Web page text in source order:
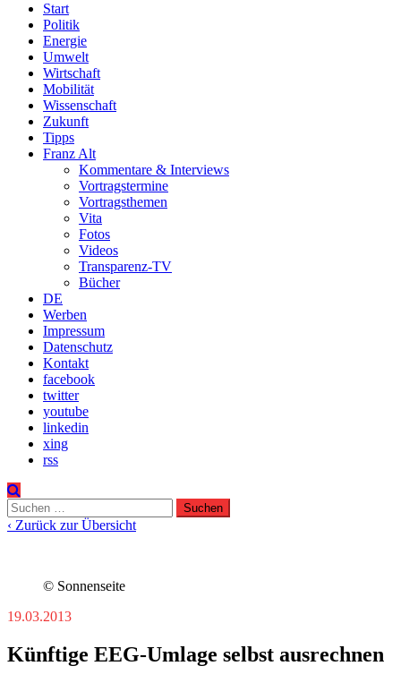
Start
Politik
Energie
Umwelt
Wirtschaft
Mobilität
Wissenschaft
Zukunft
Tipps
Franz Alt
Kommentare & Interviews
Vortragstermine
Vortragsthemen
Vita
Fotos
Videos
Transparenz-TV
Bücher
DE
Werben
Impressum
Datenschutz
Kontakt
facebook
twitter
youtube
linkedin
xing
rss
Suchen
nach:
‹ Zurück zur Übersicht
© Sonnenseite
19.03.2013
Künftige EEG-Umlage selbst ausrechnen